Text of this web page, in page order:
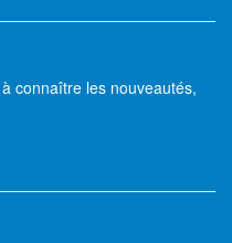
connaître les nouveautés,